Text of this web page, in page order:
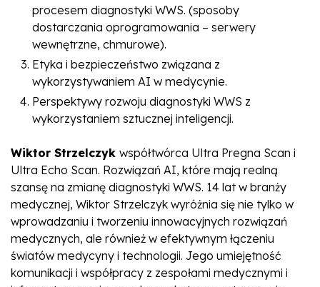
procesem diagnostyki WWS. (sposoby
dostarczania oprogramowania – serwery
wewnętrzne, chmurowe).
Etyka i bezpieczeństwo związana z
wykorzystywaniem AI w medycynie.
Perspektywy rozwoju diagnostyki WWS z
wykorzystaniem sztucznej inteligencji.
Wiktor Strzelczyk współtwórca Ultra Pregna Scan i
Ultra Echo Scan. Rozwiązań AI, które mają realną
szansę na zmianę diagnostyki WWS. 14 lat w branży
medycznej, Wiktor Strzelczyk wyróżnia się nie tylko w
wprowadzaniu i tworzeniu innowacyjnych rozwiązań
medycznych, ale również w efektywnym łączeniu
światów medycyny i technologii. Jego umiejętność
komunikacji i współpracy z zespołami medycznymi i